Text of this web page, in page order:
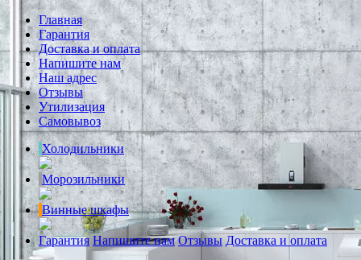
Главная
Гарантия
Доставка и оплата
Напишите нам
Наш адрес
Отзывы
Утилизация
Самовывоз
Холодильники
Морозильники
Винные шкафы
Гарантия Напишите нам Отзывы Доставка и оплата